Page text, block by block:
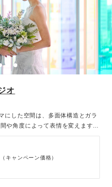
オ
にした空間は、多面体構造とガラ
や角度によって表情を変えます。
し、おふたりの誓いを一層特別な
ながら温もりを感じる、唯一無二
キャンペーン価格）